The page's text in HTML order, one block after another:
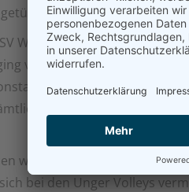
wurde (25:10, 25:10,
Weißenhorn entwickelte
verdient an die
Annahme
Angreiferinnen
wurde das Match deutlich
bei den Unger Volleys